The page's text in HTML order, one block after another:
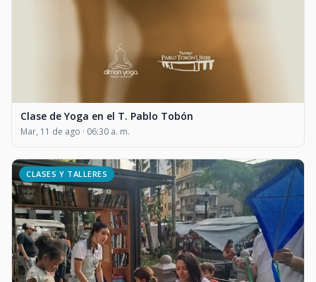
Clase de Yoga en el T. Pablo Tobón
Mar, 11 de ago · 06:30 a. m.
CLASES Y TALLERES